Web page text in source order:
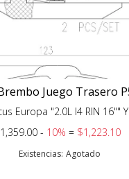
Juego Trasero
Europa "2.0L l4 RIN 16""
- 10%= $1,223.10
Existencias: Agotado